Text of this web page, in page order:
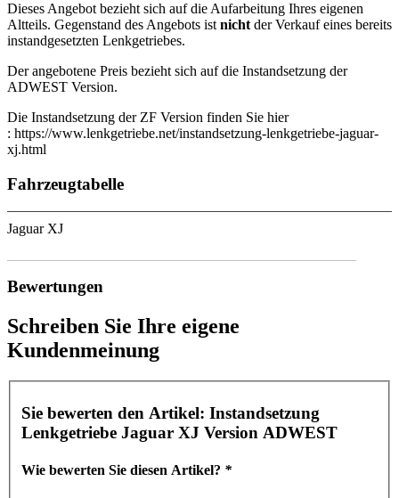
Dieses Angebot bezieht sich auf die Aufarbeitung Ihres eigenen
Altteils. Gegenstand des Angebots ist nicht der Verkauf eines bereits
instandgesetzten Lenkgetriebes.
Der angebotene Preis bezieht sich auf die Instandsetzung der
ADWEST Version.
Die Instandsetzung der ZF Version finden Sie hier
: https://www.lenkgetriebe.net/instandsetzung-lenkgetriebe-jaguar-
xj.html
Fahrzeugtabelle
Jaguar XJ
Bewertungen
Schreiben Sie Ihre eigene
Kundenmeinung
Sie bewerten den Artikel: Instandsetzung
Lenkgetriebe Jaguar XJ Version ADWEST
Wie bewerten Sie diesen Artikel? *